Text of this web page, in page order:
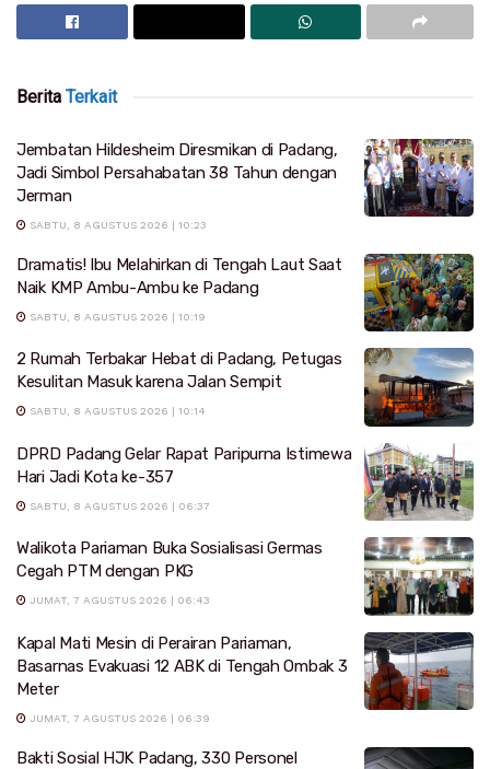
Berita Terkait
Jembatan Hildesheim Diresmikan di Padang,
Jadi Simbol Persahabatan 38 Tahun dengan
Jerman
SABTU, 8 AGUSTUS 2026 | 10:23
Dramatis! Ibu Melahirkan di Tengah Laut Saat
Naik KMP Ambu-Ambu ke Padang
SABTU, 8 AGUSTUS 2026 | 10:19
2 Rumah Terbakar Hebat di Padang, Petugas
Kesulitan Masuk karena Jalan Sempit
SABTU, 8 AGUSTUS 2026 | 10:14
DPRD Padang Gelar Rapat Paripurna Istimewa
Hari Jadi Kota ke-357
SABTU, 8 AGUSTUS 2026 | 06:37
Walikota Pariaman Buka Sosialisasi Germas
Cegah PTM dengan PKG
JUMAT, 7 AGUSTUS 2026 | 06:43
Kapal Mati Mesin di Perairan Pariaman,
Basarnas Evakuasi 12 ABK di Tengah Ombak 3
Meter
JUMAT, 7 AGUSTUS 2026 | 06:39
Bakti Sosial HJK Padang, 330 Personel